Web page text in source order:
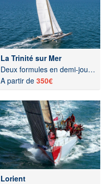
La Trinité sur Mer
Deux formules en demi-journée
A partir de 350€
Lorient